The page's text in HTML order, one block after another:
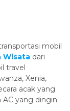
mobil
Wisata dari
travel
Xenia,
acak yang
yang dingin.